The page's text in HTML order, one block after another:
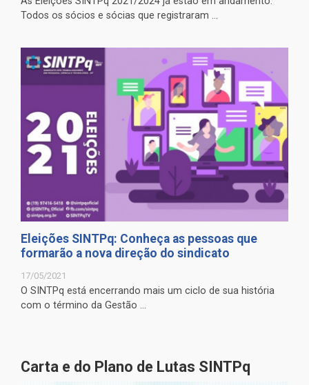
Todos os sócios e sócias que registraram ...
Eleições SINTPq: Conheça as pessoas que
formarão a nova direção do sindicato
17/05/2021
O SINTPq está encerrando mais um ciclo de sua história
com o término da Gestão ...
Carta e do Plano de Lutas SINTPq